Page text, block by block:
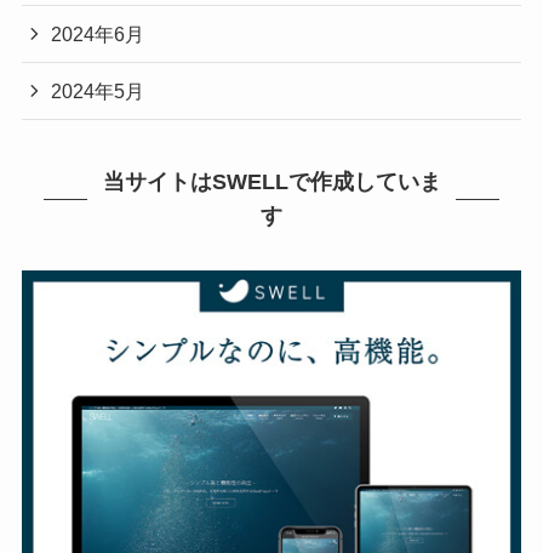
2024年6月
2024年5月
当サイトはSWELLで作成していま
す